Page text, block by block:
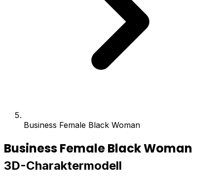
Business Female Black Woman
Business Female Black Woman
3D-Charaktermodell